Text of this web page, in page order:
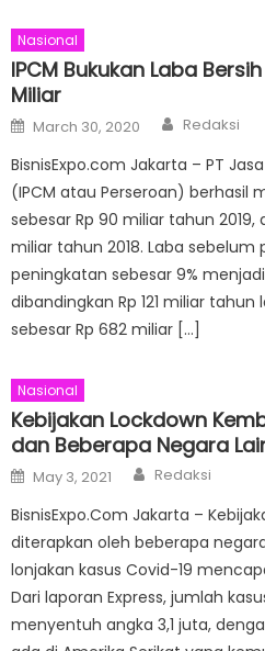
Nasional
IPCM Bukukan Laba
Miliar
Posted
on
March 30, 2020 Author
Redaksi
BisnisExpo.com Jakarta – PT
(IPCM atau Perseroan) berhasil
sebesar Rp 90 miliar tahun 2019,
miliar tahun 2018. Laba
peningkatan sebesar 9% menjadi
dibandingkan Rp 121 miliar tahun
sebesar Rp 682 miliar […]
Nasional
Kebijakan Lockdown
dan Beberapa Negara
Posted
on
May 3, 2021 Author
Redaksi
BisnisExpo.Com Jakarta –
diterapkan oleh beberapa
lonjakan kasus Covid-19
Dari laporan Express, jumlah
menyentuh angka 3,1 juta,